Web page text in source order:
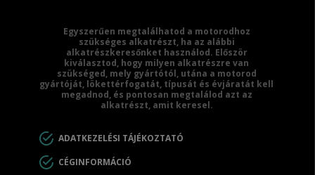
Egyszerűen megtalálhatod a motorodhoz
szükséges alkatrészt, ha az alábbi
alkatrészkeresőnket használod. Először
kiválasztod, hogy milyen alkatrészre van
szükséged, mely gyártótól, utána a motorod
gyártóját, lökettérfogatát, típusát és évjáratát kell
megadnod, és pontosan megtalálod azt az
alkatrészt, amit keresel.
ADATKEZELÉSI TÁJÉKOZTATÓ
CÉGINFORMÁCIÓ